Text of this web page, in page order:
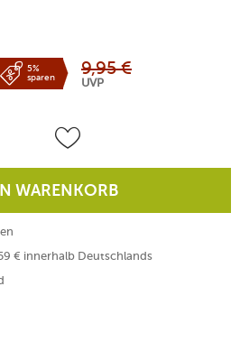
5%
sparen
9,95 €
UVP
WARENKORB
€ innerhalb Deutschlands